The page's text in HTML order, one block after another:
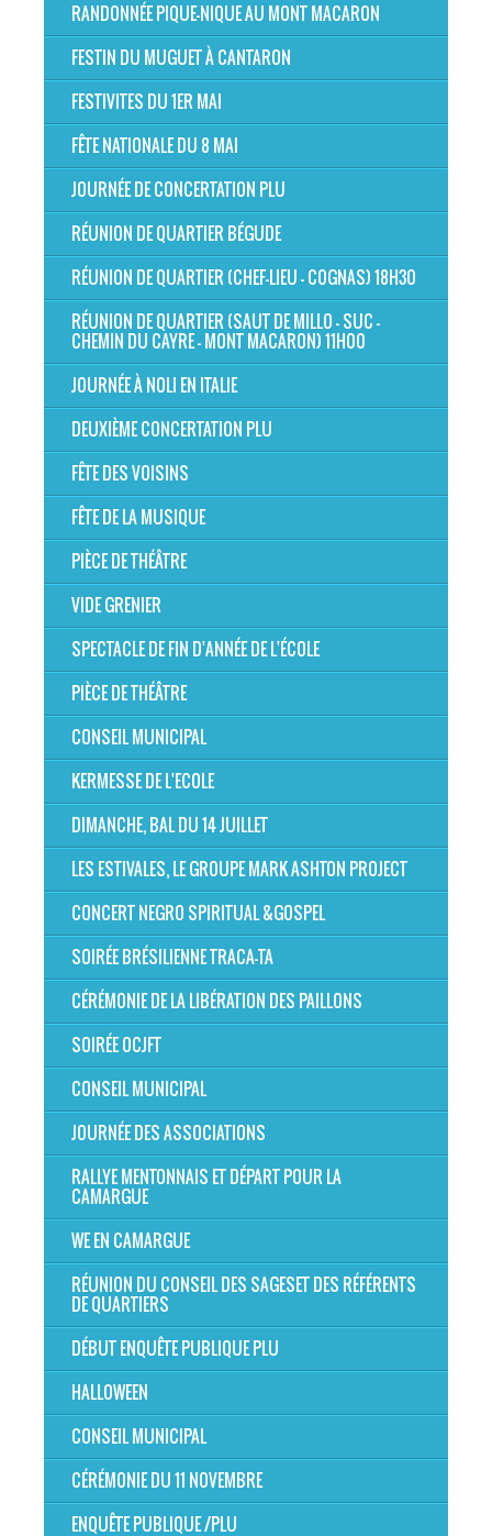
RANDONNÉE PIQUE-NIQUE AU MONT MACARON
FESTIN DU MUGUET À CANTARON
FESTIVITES DU 1ER MAI
FÊTE NATIONALE DU 8 MAI
JOURNÉE DE CONCERTATION PLU
RÉUNION DE QUARTIER BÉGUDE
RÉUNION DE QUARTIER (CHEF-LIEU - COGNAS) 18H30
RÉUNION DE QUARTIER (SAUT DE MILLO - SUC -
CHEMIN DU CAYRE - MONT MACARON) 11H00
JOURNÉE À NOLI EN ITALIE
DEUXIÈME CONCERTATION PLU
FÊTE DES VOISINS
FÊTE DE LA MUSIQUE
PIÈCE DE THÉÂTRE
VIDE GRENIER
SPECTACLE DE FIN D'ANNÉE DE L'ÉCOLE
PIÈCE DE THÉÂTRE
CONSEIL MUNICIPAL
KERMESSE DE L'ECOLE
DIMANCHE, BAL DU 14 JUILLET
LES ESTIVALES, LE GROUPE MARK ASHTON PROJECT
CONCERT NEGRO SPIRITUAL &GOSPEL
SOIRÉE BRÉSILIENNE TRACA-TA
CÉRÉMONIE DE LA LIBÉRATION DES PAILLONS
SOIRÉE OCJFT
CONSEIL MUNICIPAL
JOURNÉE DES ASSOCIATIONS
RALLYE MENTONNAIS ET DÉPART POUR LA
CAMARGUE
WE EN CAMARGUE
RÉUNION DU CONSEIL DES SAGESET DES RÉFÉRENTS
DE QUARTIERS
DÉBUT ENQUÊTE PUBLIQUE PLU
HALLOWEEN
CONSEIL MUNICIPAL
CÉRÉMONIE DU 11 NOVEMBRE
ENQUÊTE PUBLIQUE /PLU